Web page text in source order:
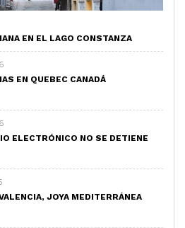
EN EL LAGO CONSTANZA
EN QUEBEC CANADÁ
ELECTRÓNICO NO SE DETIENE
JOYA MEDITERRÁNEA